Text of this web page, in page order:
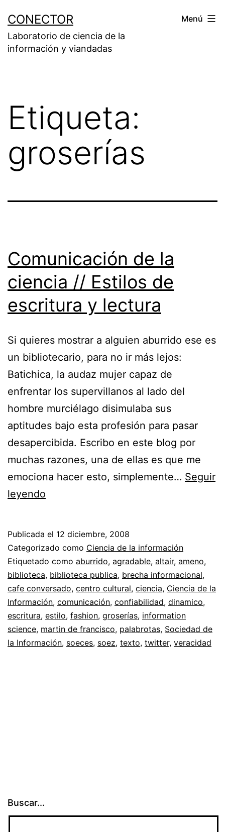
contenido
CONECTOR
Laboratorio de ciencia de la
información y viandadas
Menú
Etiqueta:
groserías
Comunicación de la
ciencia // Estilos de
escritura y lectura
Si quieres mostrar a alguien aburrido ese es
un bibliotecario, para no ir más lejos:
Batichica, la audaz mujer capaz de
enfrentar los supervillanos al lado del
hombre murciélago disimulaba sus
aptitudes bajo esta profesión para pasar
desapercibida. Escribo en este blog por
muchas razones, una de ellas es que me
emociona hacer esto, simplemente… Seguir
leyendo
ciencia
//
Estilos
de
escritura
y
lectura
Publicada el 12 diciembre, 2008
Categorizado como Ciencia de la información
Etiquetado como aburrido, agradable, altair, ameno,
biblioteca, biblioteca publica, brecha informacional,
cafe conversado, centro cultural, ciencia, Ciencia de la
Información, comunicación, confiabilidad, dinamico,
escritura, estilo, fashion, groserías, information
science, martin de francisco, palabrotas, Sociedad de
la Información, soeces, soez, texto, twitter, veracidad
Buscar...